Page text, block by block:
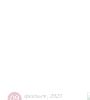
февраля 2023